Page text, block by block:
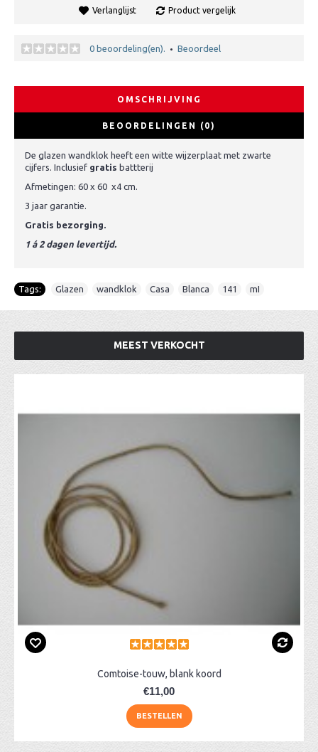
Verlanglijst Product vergelijk
0 beoordeling(en). • Beoordeel
OMSCHRIJVING
BEOORDELINGEN (0)
De glazen wandklok heeft een witte wijzerplaat met zwarte
cijfers. Inclusief gratis battterij
Afmetingen: 60 x 60 x4 cm.
3 jaar garantie.
Gratis bezorging.
1 á 2 dagen levertijd.
Tags: Glazen wandklok Casa Blanca 141 mI
MEEST VERKOCHT
Comtoise-touw, blank koord
€11,00
BESTELLEN